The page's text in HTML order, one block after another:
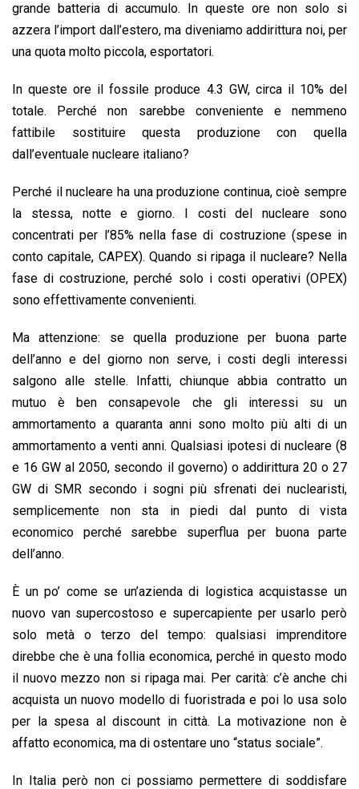
grande batteria di accumulo. In queste ore non solo si
azzera l’import dall’estero, ma diveniamo addirittura noi, per
una quota molto piccola, esportatori.
In queste ore il fossile produce 4.3 GW, circa il 10% del
totale. Perché non sarebbe conveniente e nemmeno
fattibile sostituire questa produzione con quella
dall’eventuale nucleare italiano?
Perché il nucleare ha una produzione continua, cioè sempre
la stessa, notte e giorno. I costi del nucleare sono
concentrati per l’85% nella fase di costruzione (spese in
conto capitale, CAPEX). Quando si ripaga il nucleare? Nella
fase di costruzione, perché solo i costi operativi (OPEX)
sono effettivamente convenienti.
Ma attenzione: se quella produzione per buona parte
dell’anno e del giorno non serve, i costi degli interessi
salgono alle stelle. Infatti, chiunque abbia contratto un
mutuo è ben consapevole che gli interessi su un
ammortamento a quaranta anni sono molto più alti di un
ammortamento a venti anni. Qualsiasi ipotesi di nucleare (8
e 16 GW al 2050, secondo il governo) o addirittura 20 o 27
GW di SMR secondo i sogni più sfrenati dei nuclearisti,
semplicemente non sta in piedi dal punto di vista
economico perché sarebbe superflua per buona parte
dell’anno.
È un po’ come se un’azienda di logistica acquistasse un
nuovo van supercostoso e supercapiente per usarlo però
solo metà o terzo del tempo: qualsiasi imprenditore
direbbe che è una follia economica, perché in questo modo
il nuovo mezzo non si ripaga mai. Per carità: c’è anche chi
acquista un nuovo modello di fuoristrada e poi lo usa solo
per la spesa al discount in città. La motivazione non è
affatto economica, ma di ostentare uno “status sociale”.
In Italia però non ci possiamo permettere di soddisfare